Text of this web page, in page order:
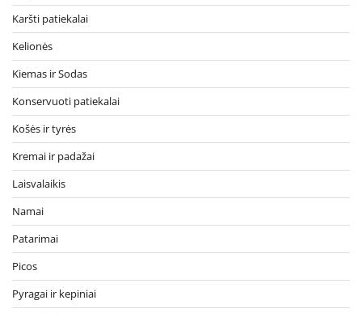
Karšti patiekalai
Kelionės
Kiemas ir Sodas
Konservuoti patiekalai
Košės ir tyrės
Kremai ir padažai
Laisvalaikis
Namai
Patarimai
Picos
Pyragai ir kepiniai